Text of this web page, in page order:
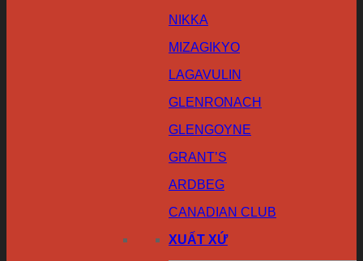
NIKKA
MIZAGIKYO
LAGAVULIN
GLENRONACH
GLENGOYNE
GRANT’S
ARDBEG
CANADIAN CLUB
XUẤT XỨ